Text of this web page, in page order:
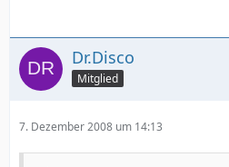
Dr.Disco
Mitglied
7. Dezember 2008 um 14:13